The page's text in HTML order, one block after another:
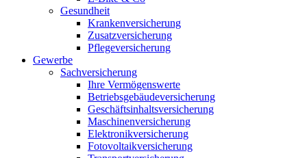
Gesundheit
Krankenversicherung
Zusatzversicherung
Pflegeversicherung
Gewerbe
Sachversicherung
Ihre Vermögenswerte
Betriebsgebäudeversicherung
Geschäftsinhaltsversicherung
Maschinenversicherung
Elektronikversicherung
Fotovoltaikversicherung